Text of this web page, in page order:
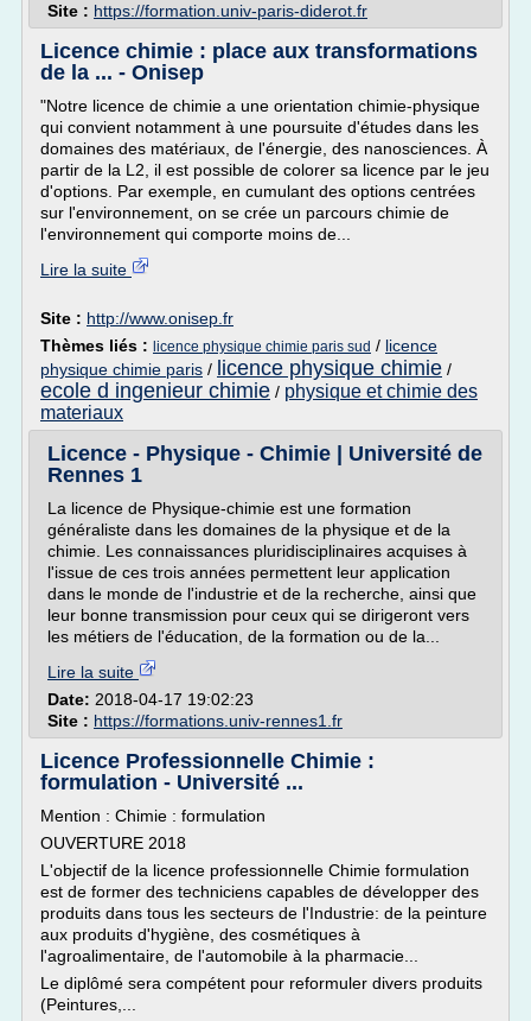
Site : https://formation.univ-paris-diderot.fr
Licence chimie : place aux transformations
de la ... - Onisep
"Notre licence de chimie a une orientation chimie-physique
qui convient notamment à une poursuite d'études dans les
domaines des matériaux, de l'énergie, des nanosciences. À
partir de la L2, il est possible de colorer sa licence par le jeu
d'options. Par exemple, en cumulant des options centrées
sur l'environnement, on se crée un parcours chimie de
l'environnement qui comporte moins de...
Lire la suite
Site : http://www.onisep.fr
Thèmes liés : licence physique chimie paris sud / licence
physique chimie paris / licence physique chimie /
ecole d ingenieur chimie / physique et chimie des
materiaux
Licence - Physique - Chimie | Université de
Rennes 1
La licence de Physique-chimie est une formation
généraliste dans les domaines de la physique et de la
chimie. Les connaissances pluridisciplinaires acquises à
l'issue de ces trois années permettent leur application
dans le monde de l'industrie et de la recherche, ainsi que
leur bonne transmission pour ceux qui se dirigeront vers
les métiers de l'éducation, de la formation ou de la...
Lire la suite
Date: 2018-04-17 19:02:23
Site : https://formations.univ-rennes1.fr
Licence Professionnelle Chimie :
formulation - Université ...
Mention : Chimie : formulation
OUVERTURE 2018
L'objectif de la licence professionnelle Chimie formulation
est de former des techniciens capables de développer des
produits dans tous les secteurs de l'Industrie: de la peinture
aux produits d'hygiène, des cosmétiques à
l'agroalimentaire, de l'automobile à la pharmacie...
Le diplômé sera compétent pour reformuler divers produits
(Peintures,...